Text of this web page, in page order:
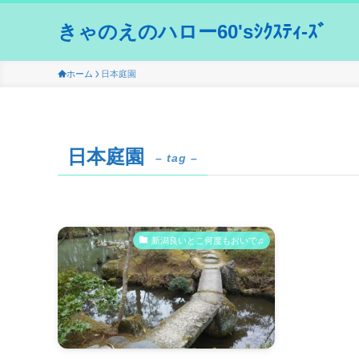
きゃのえのハロー60'sｼｸｽﾃｨ-ｽﾞ
ホーム 日本庭園
日本庭園 – tag –
新潟良いとこ何度もおいで♫